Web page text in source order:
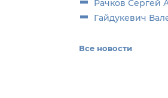
Рачков Сергей
Гайдукевич
Все новости